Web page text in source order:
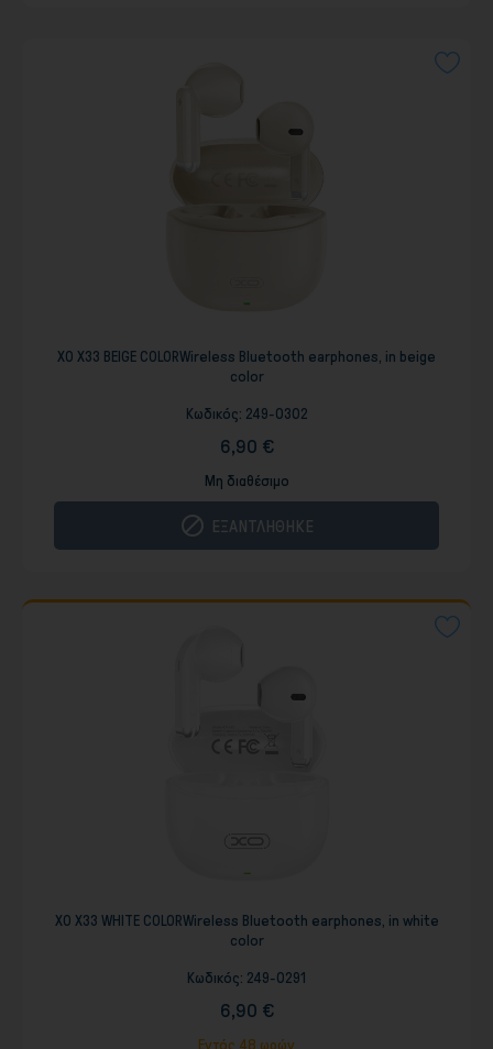
XO X33 BEIGE COLORWireless Bluetooth earphones, in beige
color
Κωδικός: 249-0302
6,90 €
Μη διαθέσιμο
 ΕΞΑΝΤΛΗΘΗΚΕ
XO X33 WHITE COLORWireless Bluetooth earphones, in white
color
Κωδικός: 249-0291
6,90 €
Εντός 48 ωρών